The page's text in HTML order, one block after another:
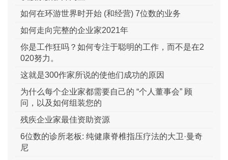
如何在环游世界时开始 (和经营) 7位数的业务
如何走向完整的企业家2021年
你是工作狂吗？如何专注于聪明的工作，而不是在2
020努力。
这就是300作家所说的使他们成功的原因
为什么每个企业家都需要自己的 “个人董事会” 顾
问，以及如何组装您的
残疾企业家最佳资助资源
6位数的诊所老板: 纯健康脊椎指压疗法的大卫·曼奇
尼